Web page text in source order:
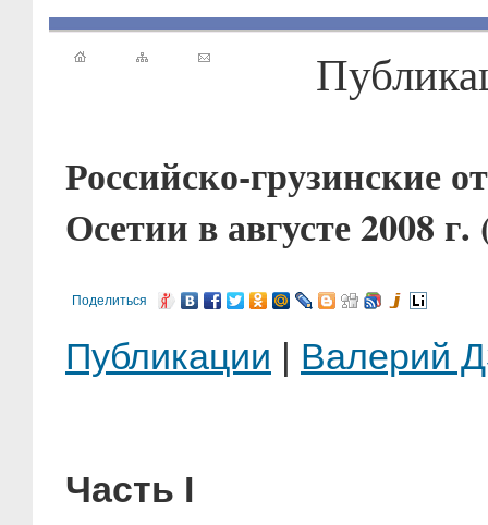
Российско-
Осетии в августе 2008
Поделиться
Публикации | Валерий
Часть I